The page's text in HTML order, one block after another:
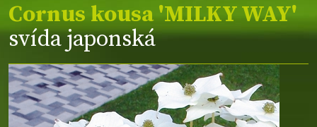
Cornus kousa 'MILKY WAY'
svída japonská